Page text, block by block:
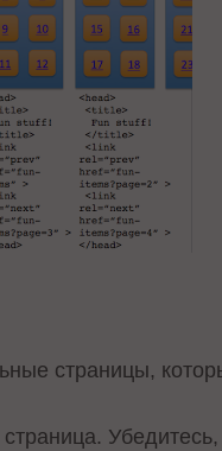
страницы,
Убедитесь,